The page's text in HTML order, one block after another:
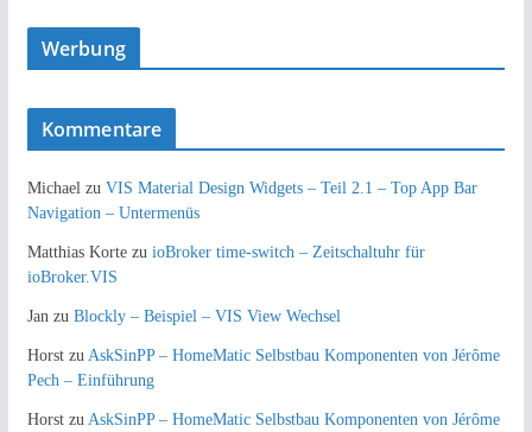
Werbung
Kommentare
Michaelzu VIS Material Design Widgets – Teil 2.1 – Top App Bar
Navigation – Untermenüs
Matthias Kortezu ioBroker time-switch – Zeitschaltuhr für
ioBroker.VIS
Janzu Blockly – Beispiel – VIS View Wechsel
Horstzu AskSinPP – HomeMatic Selbstbau Komponenten von Jérôme
Pech – Einführung
Horstzu AskSinPP – HomeMatic Selbstbau Komponenten von Jérôme